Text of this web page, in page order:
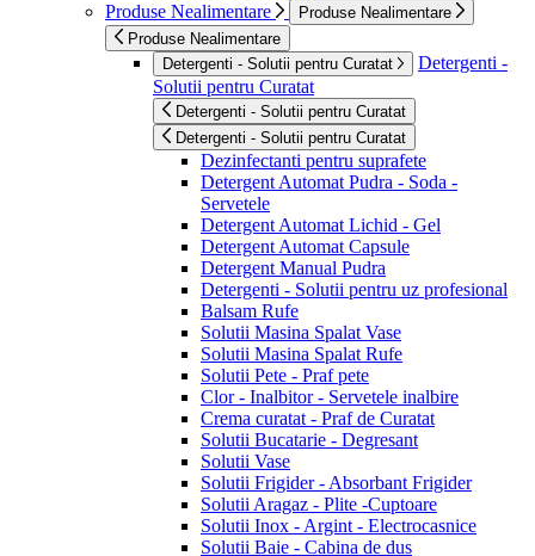
Produse Nealimentare
Produse Nealimentare
Produse Nealimentare
Detergenti - Solutii pentru Curatat
Detergenti -
Solutii pentru Curatat
Detergenti - Solutii pentru Curatat
Detergenti - Solutii pentru Curatat
Dezinfectanti pentru suprafete
Detergent Automat Pudra - Soda -
Servetele
Detergent Automat Lichid - Gel
Detergent Automat Capsule
Detergent Manual Pudra
Detergenti - Solutii pentru uz profesional
Balsam Rufe
Solutii Masina Spalat Vase
Solutii Masina Spalat Rufe
Solutii Pete - Praf pete
Clor - Inalbitor - Servetele inalbire
Crema curatat - Praf de Curatat
Solutii Bucatarie - Degresant
Solutii Vase
Solutii Frigider - Absorbant Frigider
Solutii Aragaz - Plite -Cuptoare
Solutii Inox - Argint - Electrocasnice
Solutii Baie - Cabina de dus